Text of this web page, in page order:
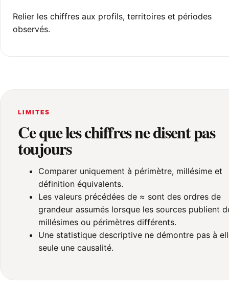
Relier les chiffres aux profils, territoires et périodes
observés.
LIMITES
Ce que les chiffres ne disent pas
toujours
Comparer uniquement à périmètre, millésime et
définition équivalents.
Les valeurs précédées de ≈ sont des ordres de
grandeur assumés lorsque les sources publient
millésimes ou périmètres différents.
Une statistique descriptive ne démontre pas à
seule une causalité.